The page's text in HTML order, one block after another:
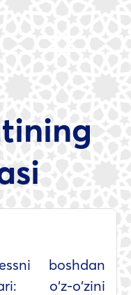
boshdan
o‘z-o‘zini